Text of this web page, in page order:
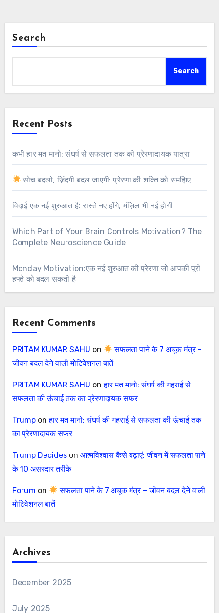
Search
Search
Recent Posts
कभी हार मत मानो: संघर्ष से सफलता तक की प्रेरणादायक यात्रा
सोच बदलो, ज़िंदगी बदल जाएगी: प्रेरणा की शक्ति को समझिए
विदाई एक नई शुरुआत है: रास्ते नए होंगे, मंज़िल भी नई होगी
Which Part of Your Brain Controls Motivation? The
Complete Neuroscience Guide
Monday Motivation:एक नई शुरुआत की प्रेरणा जो आपकी पूरी
हफ्ते को बदल सकती है
Recent Comments
PRITAM KUMAR SAHU on
सफलता पाने के 7 अचूक मंत्र –
जीवन बदल देने वाली मोटिवेशनल बातें
PRITAM KUMAR SAHU onहार मत मानो: संघर्ष की गहराई से
सफलता की ऊंचाई तक का प्रेरणादायक सफर
Trumponहार मत मानो: संघर्ष की गहराई से सफलता की ऊंचाई तक
का प्रेरणादायक सफर
Trump Decideson आत्मविश्वास कैसे बढ़ाएं: जीवन में सफलता पाने
के 10 असरदार तरीके
Forum on
सफलता पाने के 7 अचूक मंत्र – जीवन बदल देने वाली
मोटिवेशनल बातें
Archives
December 2025
July 2025